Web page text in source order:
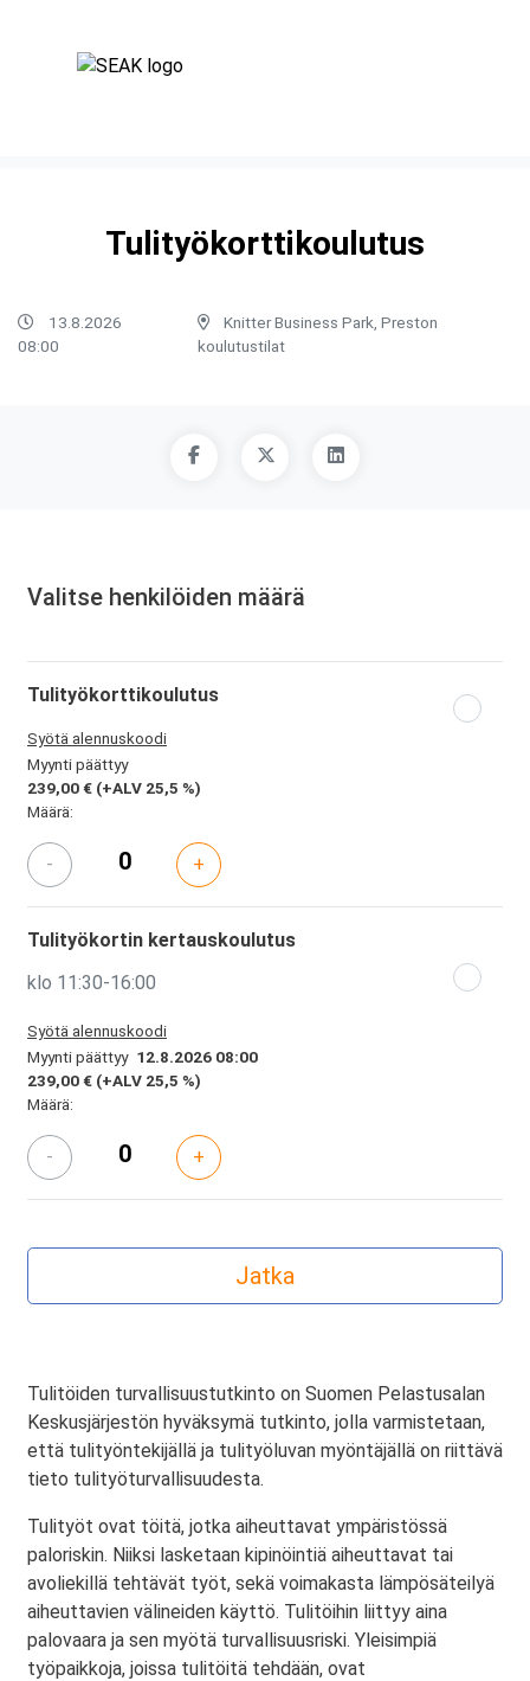
Tulityökorttikoulutus
13.8.2026
08:00
Knitter Business Park, Preston
koulutustilat
Valitse henkilöiden määrä
Tulityökorttikoulutus
Syötä alennuskoodi
Myynti päättyy
239,00 € (+ALV 25,5 %)
Määrä:
- +
Tulityökortin kertauskoulutus
klo 11:30-16:00
Syötä alennuskoodi
Myynti päättyy 12.8.2026 08:00
239,00 € (+ALV 25,5 %)
Määrä:
- +
Tulitöiden turvallisuustutkinto on Suomen Pelastusalan
Keskusjärjestön hyväksymä tutkinto, jolla varmistetaan,
että tulityöntekijällä ja tulityöluvan myöntäjällä on riittävä
tieto tulityöturvallisuudesta.
Tulityöt ovat töitä, jotka aiheuttavat ympäristössä
paloriskin. Niiksi lasketaan kipinöintiä aiheuttavat tai
avoliekillä tehtävät työt, sekä voimakasta lämpösäteilyä
aiheuttavien välineiden käyttö. Tulitöihin liittyy aina
palovaara ja sen myötä turvallisuusriski. Yleisimpiä
työpaikkoja, joissa tulitöitä tehdään, ovat